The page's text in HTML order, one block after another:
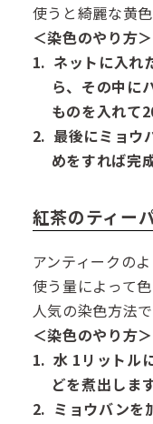
使うと綺麗な黄色
＜染色のやり方＞
ネットに入れ
ら、その中に
ものを入れて
最後にミョウ
めをすれば完
紅茶のティー
アンティークの
使う量によって
人気の染色方法で
＜染色のやり方＞
水 1リットル
どを煮出します
ミョウバンを